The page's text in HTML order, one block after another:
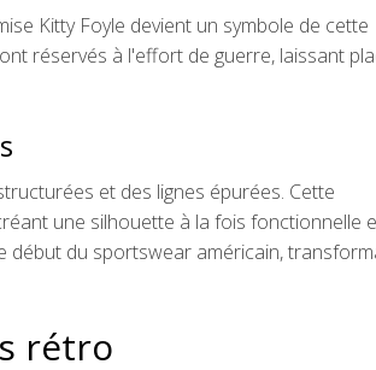
Kitty Foyle devient un symbole de cette
réservés à l'effort de guerre, laissant
et des lignes épurées. Cette
une silhouette à la fois fonctionnelle
début du sportswear américain,
rétro